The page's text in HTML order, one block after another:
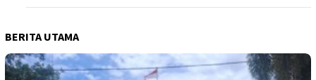
BERITA UTAMA